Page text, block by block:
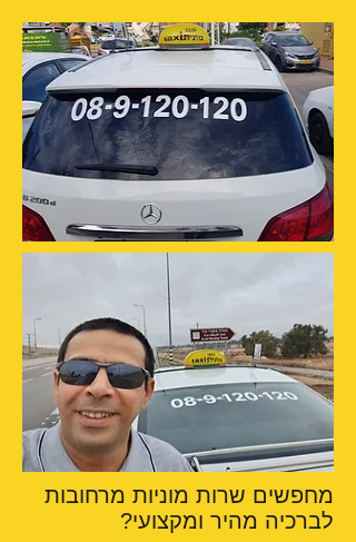
מחפשים שרות מוניות מרחובות
לברכיה מהיר ומקצועי?